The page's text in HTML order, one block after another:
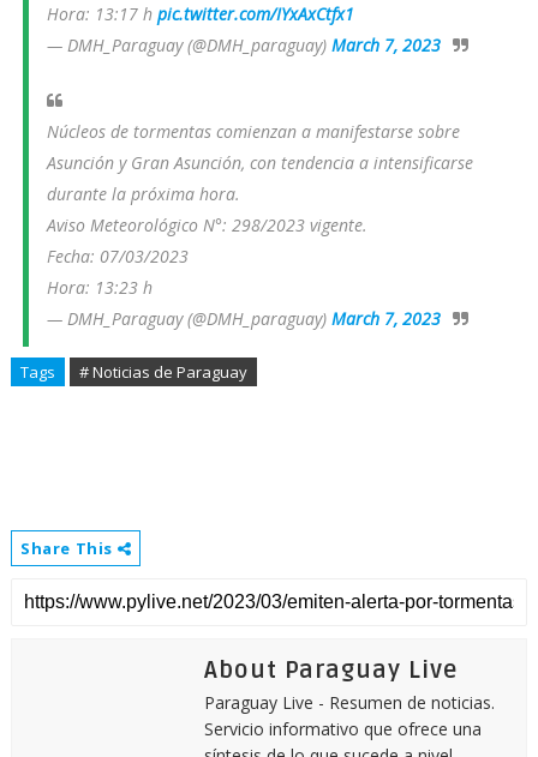
Hora: 13:17 h pic.twitter.com/IYxAxCtfx1
— DMH_Paraguay (@DMH_paraguay) March 7, 2023
Núcleos de tormentas comienzan a manifestarse sobre
Asunción y Gran Asunción, con tendencia a intensificarse
durante la próxima hora.
Aviso Meteorológico N°: 298/2023 vigente.
Fecha: 07/03/2023
Hora: 13:23 h
— DMH_Paraguay (@DMH_paraguay) March 7, 2023
Tags # Noticias de Paraguay
Share This
About Paraguay Live
Paraguay Live - Resumen de noticias.
Servicio informativo que ofrece una